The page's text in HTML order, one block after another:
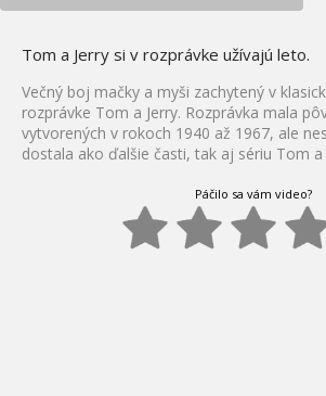
Tom a Jerry si v rozprávke užívajú leto.
Večný boj mačky a myši zachytený v
rozprávke Tom a Jerry. Rozprávka mala
vytvorených v rokoch 1940 až 1967, ale
dostala ako ďalšie časti, tak aj sériu Tom a
Páčilo sa vám video?